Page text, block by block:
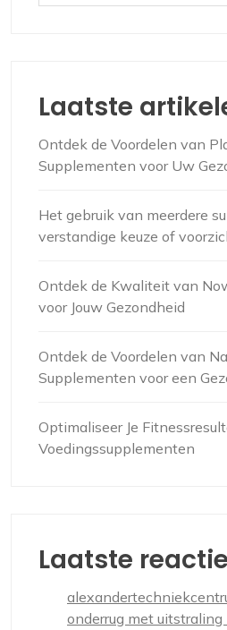
Laatste
Ontdek de Voordelen van
Supplementen voor Uw
Het gebruik van meerdere
verstandige keuze of
Ontdek de Kwaliteit van
voor Jouw Gezondheid
Ontdek de Voordelen van
Supplementen voor een
Optimaliseer Je
Voedingssupplementen
Laatste
onderrug met uitstraling